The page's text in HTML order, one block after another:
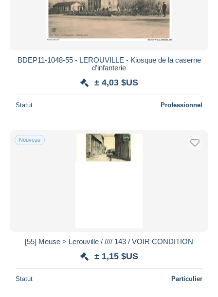
BDEP11-1048-55 - LEROUVILLE - Kiosque de la caserne
d'infanterie
± 4,03 $US
Statut Professionnel
Nouveau
[55] Meuse > Lerouville / //// 143 / VOIR CONDITION
± 1,15 $US
Statut Particulier